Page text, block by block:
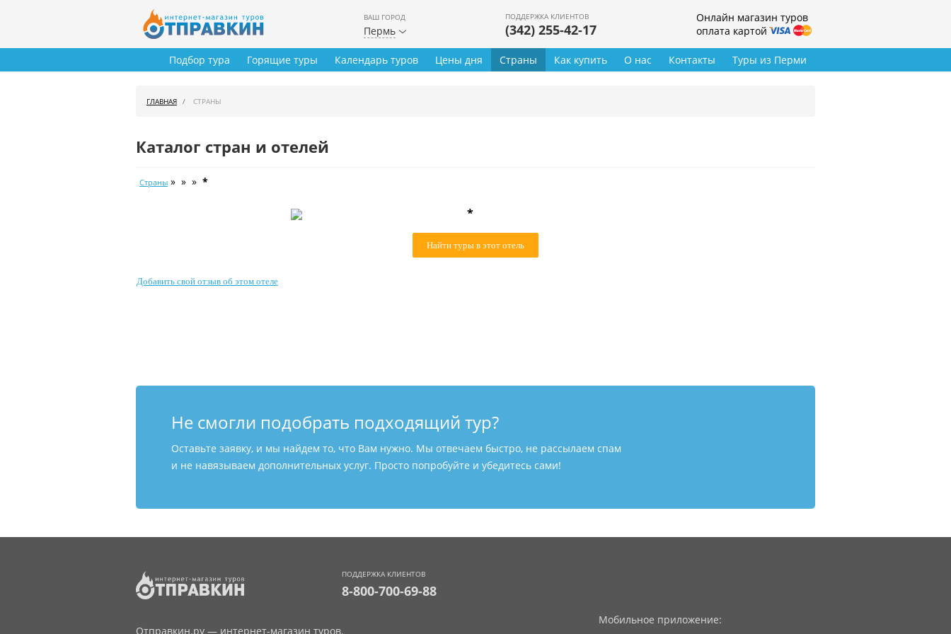
ВАШ ГОРОД
Пермь
ПОДДЕРЖКА КЛИЕНТОВ
(342) 255-42-17
Онлайн магазин туров
оплата картой
Туры из Перми
Подбор тура Горящие туры Календарь туров Цены дня Страны Как купить О нас Контакты
ГЛАВНАЯ СТРАНЫ
Каталог стран и отелей
Страны » » » *
*
Найти туры в этот отель
Добавить свой отзыв об этом отеле
Не смогли подобрать подходящий тур?
Оставьте заявку, и мы найдем то, что Вам нужно. Мы отвечаем быстро, не рассылаем спам
и не навязываем дополнительных услуг. Просто попробуйте и убедитесь сами!
ПОДДЕРЖКА КЛИЕНТОВ
8-800-700-69-88
Отправкин.ру — интернет-магазин туров.
Мобильное приложение: